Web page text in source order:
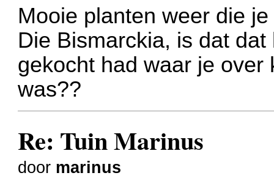
Mooie planten weer die
Die Bismarckia, is dat
gekocht had waar je
was??
Re: Tuin Marinus
door marinus